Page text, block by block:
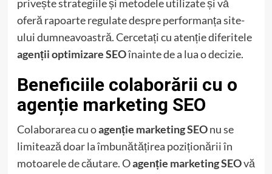
privește strategiile și metodele utilizate și vă
oferă rapoarte regulate despre performanța site-
ului dumneavoastră. Cercetați cu atenție diferitele
agenții optimizare SEOînainte de a lua o decizie.
Beneficiile colaborării cu o
agenție marketing SEO
Colaborarea cu oagenție marketing SEOnu se
limitează doar la îmbunătățirea poziționării în
motoarele de căutare. Oagenție marketing SEOvă